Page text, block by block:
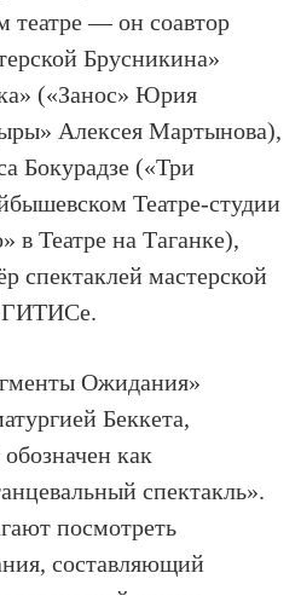
театре — он соавтор
Брусникина»
(«Занос» Юрия
Алексея Мартынова),
Бокурадзе («Три
Театре-студии
в Театре на Таганке),
спектаклей мастерской
ГИТИСе.
Ожидания»
Беккета,
как
спектакль».
посмотреть
составляющий